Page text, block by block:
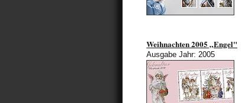
Weihnachten 2005 „Engel"
Ausgabe Jahr: 2005